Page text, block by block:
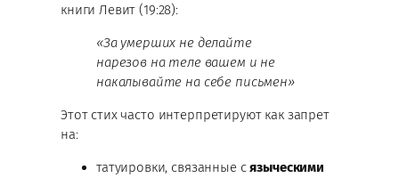
книги Левит (19:28):
«За умерших не делайте
нарезов на теле вашем и не
накалывайте на себе письмен»
Этот стих часто интерпретируют как запрет
на:
татуировки, связанные сязыческими